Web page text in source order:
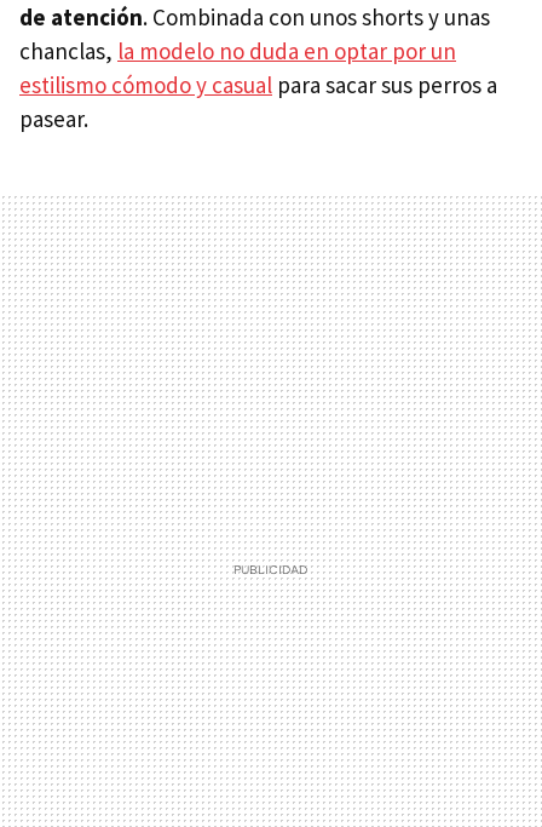
de atención. Combinada con unos shorts y unas
chanclas, la modelo no duda en optar por un
estilismo cómodo y casual para sacar sus perros a
pasear.